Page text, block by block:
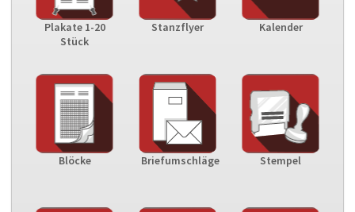
Plakate 1-20
Stück
Stanzflyer Kalender
Blöcke Briefumschläge Stempel